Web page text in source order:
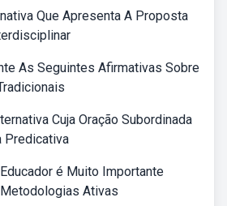
Que Apresenta A Proposta
As Seguintes Afirmativas Sobre
Cuja Oração Subordinada
Predicativa
é Muito Importante
Ativas